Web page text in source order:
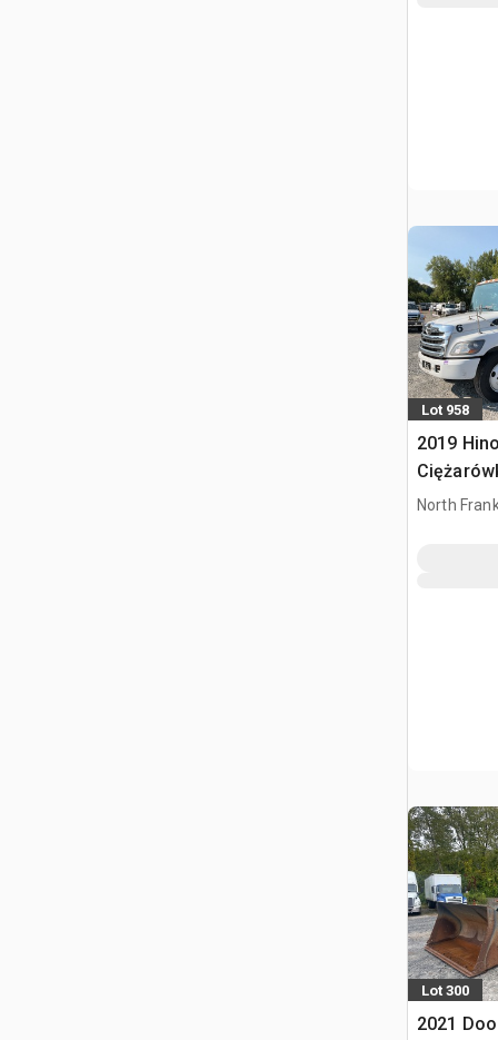
Lot 958
2019
North
Lot 300
2021